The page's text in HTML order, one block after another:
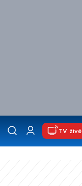
TV živě